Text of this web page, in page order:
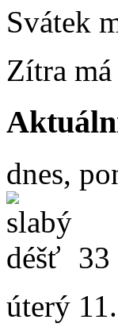
Svátek
Zítra má
dnes,
33
úterý